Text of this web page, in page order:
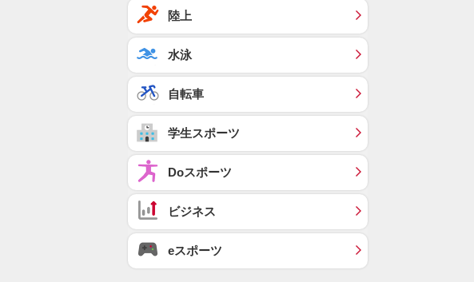
陸上
水泳
自転車
学生スポーツ
Doスポーツ
ビジネス
eスポーツ